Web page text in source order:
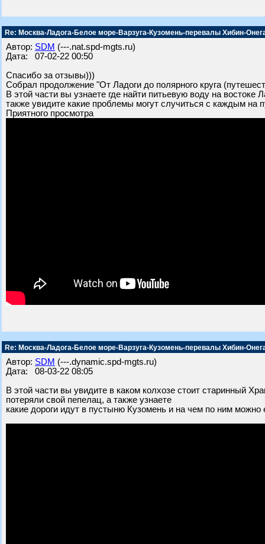
Re: Москва-Ладога-Белое море-Варзуга-Кузомень-перевалы Хибин-
Автор: SDM (---.nat.spd-mgts.ru)
Дата: 07-02-22 00:50
Спасибо за отзывы)))
Собрал продолжение "От Ладоги до полярного круга
В этой части вы узнаете где найти питьевую воду на востоке
также увидите какие проблемы могут случиться с каждым на
Приятного просмотра
Re: Москва-Ладога-Белое море-Варзуга-Кузомень-перевалы Хибин-
Автор: SDM (---.dynamic.spd-mgts.ru)
Дата: 08-03-22 08:05
В этой части вы увидите в каком колхозе стоит старинный
потеряли свой пепелац, а также узнаете
какие дороги идут в пустыню Кузомень и на чем по ним можно